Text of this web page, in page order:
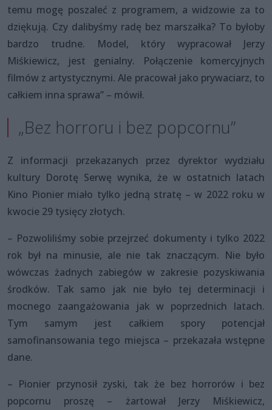
temu mogę poszaleć z programem, a widzowie za to
dziękują. Czy dalibyśmy radę bez marszałka? To byłoby
bardzo trudne. Model, który wypracował Jerzy
Miśkiewicz, jest genialny. Połączenie komercyjnych
filmów z artystycznymi. Ale pracował jako prywaciarz, to
całkiem inna sprawa” – mówił.
„Bez horroru i bez popcornu”
Z informacji przekazanych przez dyrektor wydziału
kultury Dorotę Serwę wynika, że w ostatnich latach
Kino Pionier miało tylko jedną stratę – w 2022 roku w
kwocie 29 tysięcy złotych.
– Pozwoliliśmy sobie przejrzeć dokumenty i tylko 2022
rok był na minusie, ale nie tak znaczącym. Nie było
wówczas żadnych zabiegów w zakresie pozyskiwania
środków. Tak samo jak nie było tej determinacji i
mocnego zaangażowania jak w poprzednich latach.
Tym samym jest całkiem spory potencjał
samofinansowania tego miejsca – przekazała wstępne
dane.
– Pionier przynosił zyski, tak że bez horrorów i bez
popcornu proszę – żartował Jerzy Miśkiewicz,